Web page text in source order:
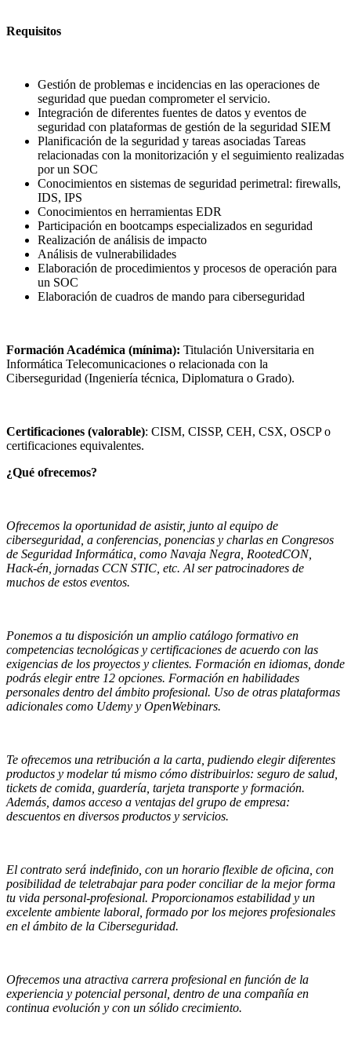
Requisitos
Gestión de problemas e incidencias en las operaciones de
seguridad que puedan comprometer el servicio.
Integración de diferentes fuentes de datos y eventos de
seguridad con plataformas de gestión de la seguridad SIEM
Planificación de la seguridad y tareas asociadas Tareas
relacionadas con la monitorización y el seguimiento realizadas
por un SOC
Conocimientos en sistemas de seguridad perimetral: firewalls,
IDS, IPS
Conocimientos en herramientas EDR
Participación en bootcamps especializados en seguridad
Realización de análisis de impacto
Análisis de vulnerabilidades
Elaboración de procedimientos y procesos de operación para
un SOC
Elaboración de cuadros de mando para ciberseguridad
Formación Académica (mínima): Titulación Universitaria en
Informática Telecomunicaciones o relacionada con la
Ciberseguridad (Ingeniería técnica, Diplomatura o Grado).
Certificaciones (valorable): CISM, CISSP, CEH, CSX, OSCP o
certificaciones equivalentes.
¿Qué ofrecemos?
Ofrecemos la oportunidad de asistir, junto al equipo de
ciberseguridad, a conferencias, ponencias y charlas en Congresos
de Seguridad Informática, como Navaja Negra, RootedCON,
Hack-én, jornadas CCN STIC, etc. Al ser patrocinadores de
muchos de estos eventos.
Ponemos a tu disposición un amplio catálogo formativo en
competencias tecnológicas y certificaciones de acuerdo con las
exigencias de los proyectos y clientes. Formación en idiomas, donde
podrás elegir entre 12 opciones. Formación en habilidades
personales dentro del ámbito profesional. Uso de otras plataformas
adicionales como Udemy y OpenWebinars.
Te ofrecemos una retribución a la carta, pudiendo elegir diferentes
productos y modelar tú mismo cómo distribuirlos: seguro de salud,
tickets de comida, guardería, tarjeta transporte y formación.
Además, damos acceso a ventajas del grupo de empresa:
descuentos en diversos productos y servicios.
El contrato será indefinido, con un horario flexible de oficina, con
posibilidad de teletrabajar para poder conciliar de la mejor forma
tu vida personal-profesional. Proporcionamos estabilidad y un
excelente ambiente laboral, formado por los mejores profesionales
en el ámbito de la Ciberseguridad.
Ofrecemos una atractiva carrera profesional en función de la
experiencia y potencial personal, dentro de una compañía en
continua evolución y con un sólido crecimiento.